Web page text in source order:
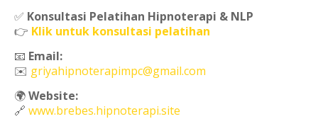
✅ Konsultasi Pelatihan Hipnoterapi & NLP
👉 Klik untuk konsultasi pelatihan
📧 Email:
✉️ griyahipnoterapimpc@gmail.com
🌍Website:
🔗 www.brebes.hipnoterapi.site